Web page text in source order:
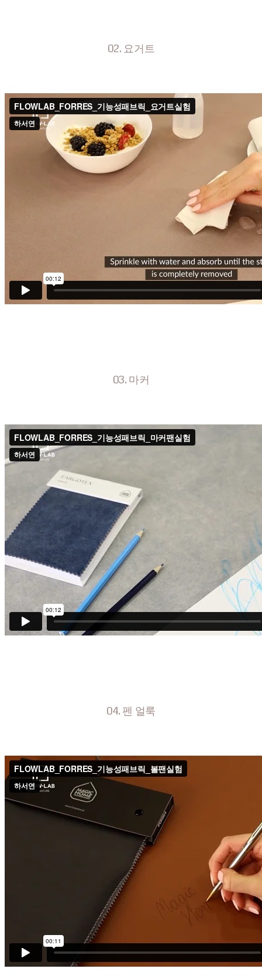
02. 요거트
03. 마커
04. 펜 얼룩